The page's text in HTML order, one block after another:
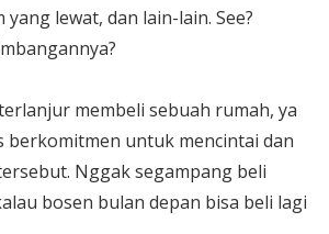
lewat, dan lain-lain. See?
membeli sebuah rumah, ya
berkomitmen untuk mencintai dan
Nggak segampang beli
bosen bulan depan bisa beli lagi